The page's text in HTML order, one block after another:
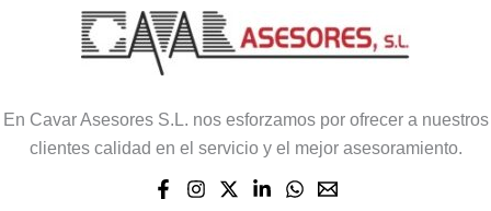
En Cavar Asesores S.L. nos esforzamos por ofrecer a nuestros
clientes calidad en el servicio y el mejor asesoramiento.